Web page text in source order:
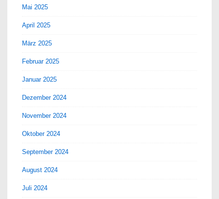
Mai 2025
April 2025
März 2025
Februar 2025
Januar 2025
Dezember 2024
November 2024
Oktober 2024
September 2024
August 2024
Juli 2024